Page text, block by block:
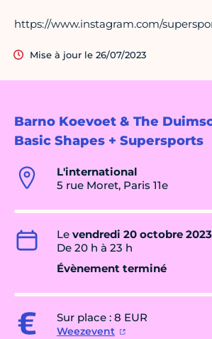
Barno Koevoet & The
Basic Shapes + Supersports
L'international
5 rue Moret, Paris 11e
Le vendredi 20 octobre 2023
De 20 h à 23 h
Évènement terminé
Sur place : 8 EUR
Weezevent
https://www.instagram.com/
Mise à jour le 26/07/2023